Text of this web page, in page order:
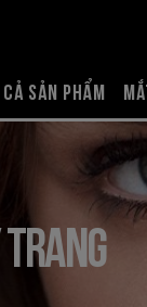
SẢN PHẨM